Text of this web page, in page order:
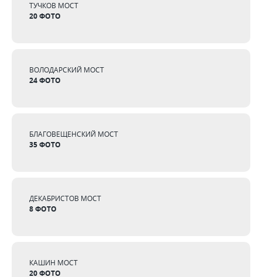
ТУЧКОВ МОСТ
20 ФОТО
ВОЛОДАРСКИЙ МОСТ
24 ФОТО
БЛАГОВЕЩЕНСКИЙ МОСТ
35 ФОТО
ДЕКАБРИСТОВ МОСТ
8 ФОТО
КАШИН МОСТ
20 ФОТО